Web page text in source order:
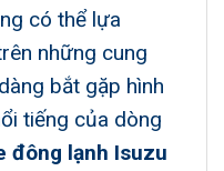
có thể lựa
những cung
bắt gặp hình
tiếng của dòng
đông lạnh Isuzu